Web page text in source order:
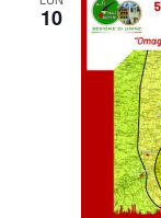
10